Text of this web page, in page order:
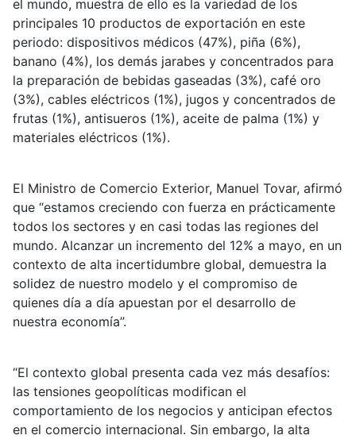
el mundo, muestra de ello es la variedad de los
principales 10 productos de exportación en este
periodo: dispositivos médicos (47%), piña (6%),
banano (4%), los demás jarabes y concentrados para
la preparación de bebidas gaseadas (3%), café oro
(3%), cables eléctricos (1%), jugos y concentrados de
frutas (1%), antisueros (1%), aceite de palma (1%) y
materiales eléctricos (1%).
El Ministro de Comercio Exterior, Manuel Tovar, afirmó
que “estamos creciendo con fuerza en prácticamente
todos los sectores y en casi todas las regiones del
mundo. Alcanzar un incremento del 12% a mayo, en un
contexto de alta incertidumbre global, demuestra la
solidez de nuestro modelo y el compromiso de
quienes día a día apuestan por el desarrollo de
nuestra economía”.
“El contexto global presenta cada vez más desafíos:
las tensiones geopolíticas modifican el
comportamiento de los negocios y anticipan efectos
en el comercio internacional. Sin embargo, la alta